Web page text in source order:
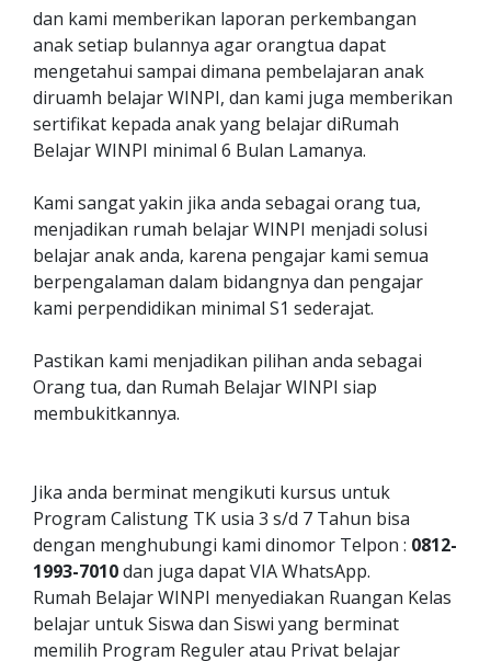
dan kami memberikan laporan perkembangan
anak setiap bulannya agar orangtua dapat
mengetahui sampai dimana pembelajaran anak
diruamh belajar WINPI, dan kami juga memberikan
sertifikat kepada anak yang belajar diRumah
Belajar WINPI minimal 6 Bulan Lamanya.
Kami sangat yakin jika anda sebagai orang tua,
menjadikan rumah belajar WINPI menjadi solusi
belajar anak anda, karena pengajar kami semua
berpengalaman dalam bidangnya dan pengajar
kami perpendidikan minimal S1 sederajat.
Pastikan kami menjadikan pilihan anda sebagai
Orang tua, dan Rumah Belajar WINPI siap
membukitkannya.
Jika anda berminat mengikuti kursus untuk
Program Calistung TK usia 3 s/d 7 Tahun bisa
dengan menghubungi kami dinomor Telpon : 0812-
1993-7010dan juga dapat VIA WhatsApp.
Rumah Belajar WINPI menyediakan Ruangan Kelas
belajar untuk Siswa dan Siswi yang berminat
memilih Program Reguler atau Privat belajar